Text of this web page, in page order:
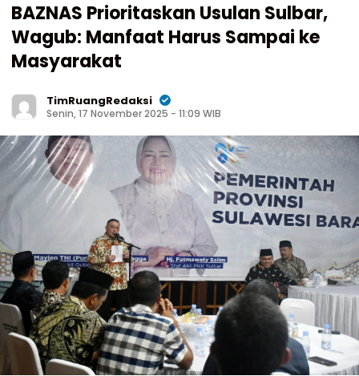
BAZNAS Prioritaskan Usulan Sulbar,
Wagub: Manfaat Harus Sampai ke
Masyarakat
TimRuangRedaksi
Senin, 17 November 2025 - 11:09 WIB